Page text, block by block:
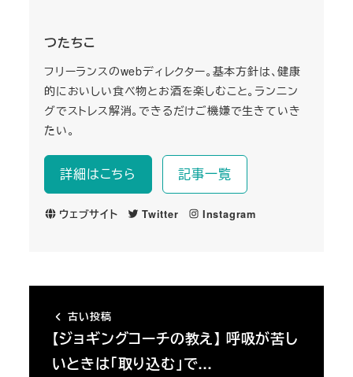
つたちこ
フリーランスのwebディレクター。基本方針は、健康
的においしい食べ物とお酒を楽しむこと。ランニン
グでストレス解消。できるだけご機嫌で生きていき
たい。
詳細はこちら 記事一覧
ウェブサイト Twitter Instagram
古い投稿
【ジョギングコーチの教え】 呼吸が苦し
いときは「取り込む」で…